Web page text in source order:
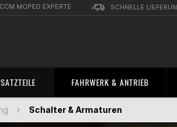
MOPED EXPERTE SCHNELLE
FAHRWERK & ANTRIEB
Schalter & Armaturen